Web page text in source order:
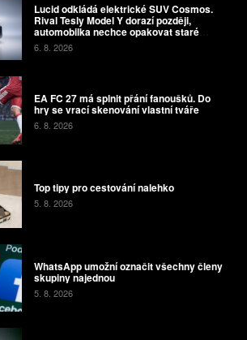
Lucid odkládá elektrické SUV Cosmos.
Rival Tesly Model Y dorazí později,
automobilka nechce opakovat staré
chyby
6. 8. 2026
EA FC 27 má splnit přání fanoušků. Do
hry se vrací skenování vlastní tváře
6. 8. 2026
Top tipy pro cestování nalehko
5. 8. 2026
WhatsApp umožní označit všechny členy
skupiny najednou
5. 8. 2026